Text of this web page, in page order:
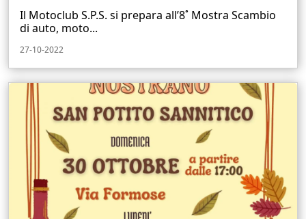
Il Motoclub S.P.S. si prepara all’8˚ Mostra Scambio
di auto, moto...
27-10-2022